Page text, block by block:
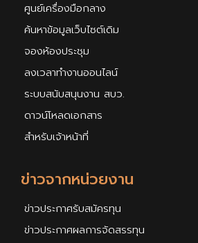
ข่าวจากหน่วยงาน
ข่าวประกาศรับสมัครทุน
ข่าวประกาศผลการจัดสรรทุน
ศูนย์เครื่องมือกลาง
ค้นหาข้อมูลเว็บไซต์เดิม
จองห้องประชุม
ลงเวลาทำงานออนไลน์
ระบบสนับสนุนงาน สบว.
ดาวน์โหลดเอกสาร
สำหรับเจ้าหน้าที่